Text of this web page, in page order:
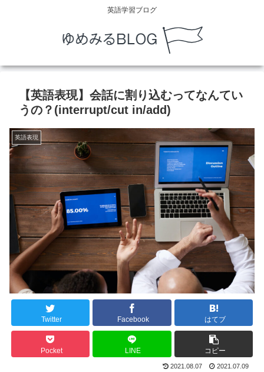
英語学習ブログ
【英語表現】会話に割り込むってなんてい
うの？(interrupt/cut in/add)
英語表現
Twitter Facebook はてブ
Pocket LINE コピー
2021.08.07 2021.07.09